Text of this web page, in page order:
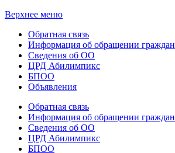
Верхнее меню
Обратная связь
Информация об обращении граждан
Сведения об ОО
ЦРД Абилимпикс
БПОО
Объявления
Обратная связь
Информация об обращении граждан
Сведения об ОО
ЦРД Абилимпикс
БПОО